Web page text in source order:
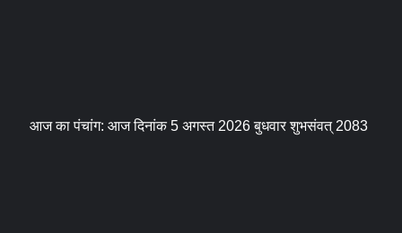
आज का पंचांग: आज दिनांक 5 अगस्त 2026 बुधवार शुभसंवत् 2083